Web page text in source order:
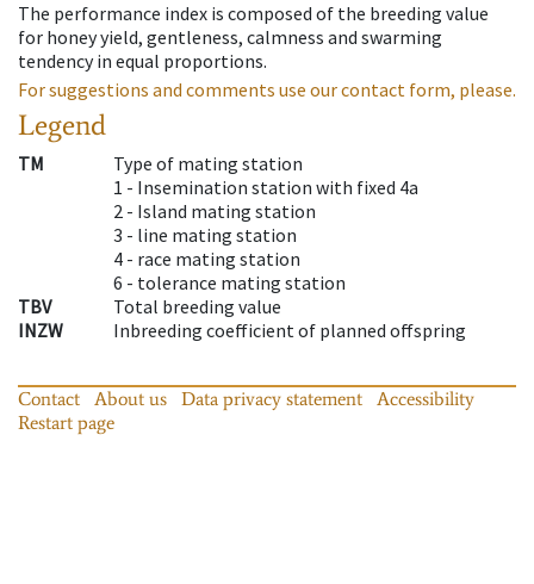
The performance index is composed of the breeding value
for honey yield, gentleness, calmness and swarming
tendency in equal proportions.
For suggestions and comments use our contact form, please.
Legend
TM
Type of mating station
1 - Insemination station with fixed 4a
2 - Island mating station
3 - line mating station
4 - race mating station
6 - tolerance mating station
TBV
Total breeding value
INZW
Inbreeding coefficient of planned offspring
Contact About us Data privacy statement
Accessibility
Restart page